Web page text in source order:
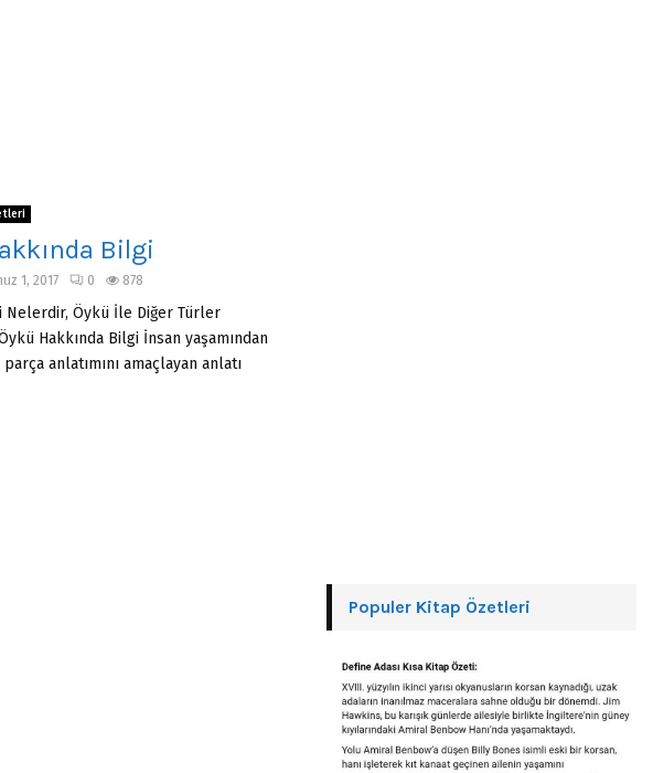
Bilgi
1, 2017 0 878
Öykü İle Diğer Türler
Hakkında Bilgi İnsan yaşamından
anlatımını amaçlayan anlatı
Populer Kitap Özetleri